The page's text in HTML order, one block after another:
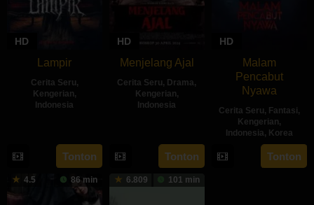
HD
Lampir
Cerita Seru,
Kengerian,
Indonesia
Feb
2024
Gulardi
Tonton
HD
Menjelang Ajal
Cerita Seru, Drama,
Kengerian,
Indonesia
Apr
2024
Daeng
Ratu
Tonton
HD
Malam
Pencabut
Nyawa
Cerita Seru, Fantasi,
Kengerian,
Indonesia, Korea
22
May
Sidharta
Tata
Tonton
4.5 86 min 6.809 101 min